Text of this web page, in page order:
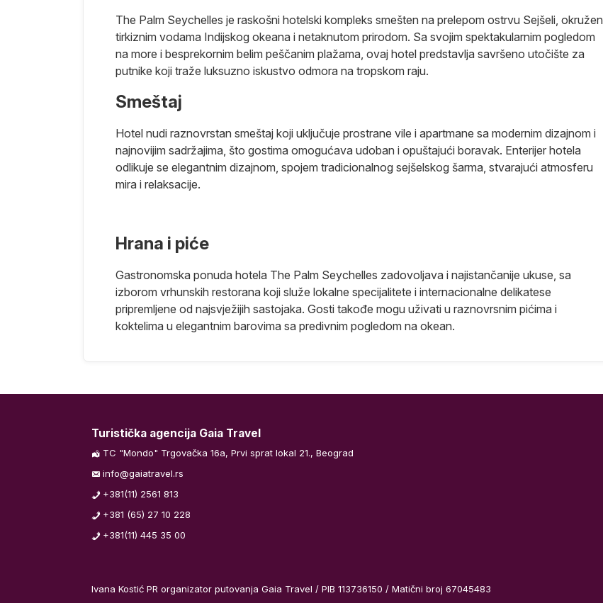
The Palm Seychelles je raskošni hotelski kompleks smešten na prelepom ostrvu Sejšeli, okružen
tirkiznim vodama Indijskog okeana i netaknutom prirodom. Sa svojim spektakularnim pogledom
na more i besprekornim belim peščanim plažama, ovaj hotel predstavlja savršeno utočište za
putnike koji traže luksuzno iskustvo odmora na tropskom raju.
Smeštaj
Hotel nudi raznovrstan smeštaj koji uključuje prostrane vile i apartmane sa modernim dizajnom i
najnovijim sadržajima, što gostima omogućava udoban i opuštajući boravak. Enterijer hotela
odlikuje se elegantnim dizajnom, spojem tradicionalnog sejšelskog šarma, stvarajući atmosferu
mira i relaksacije.
Hrana i piće
Gastronomska ponuda hotela The Palm Seychelles zadovoljava i najistančanije ukuse, sa
izborom vrhunskih restorana koji služe lokalne specijalitete i internacionalne delikatese
pripremljene od najsvježijih sastojaka. Gosti takođe mogu uživati u raznovrsnim pićima i
koktelima u elegantnim barovima sa predivnim pogledom na okean.
Turistička agencija Gaia Travel
TC "Mondo" Trgovačka 16a, Prvi sprat lokal 21., Beograd
info@gaiatravel.rs
+381(11) 2561 813
+381 (65) 27 10 228
+381(11) 445 35 00
Ivana Kostić PR organizator putovanja Gaia Travel / PIB 113736150 / Matični broj 67045483